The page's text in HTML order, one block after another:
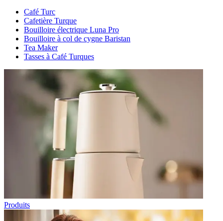
Café Turc
Cafetière Turque
Bouilloire électrique Luna Pro
Bouilloire à col de cygne Baristan
Tea Maker
Tasses à Café Turques
Produits